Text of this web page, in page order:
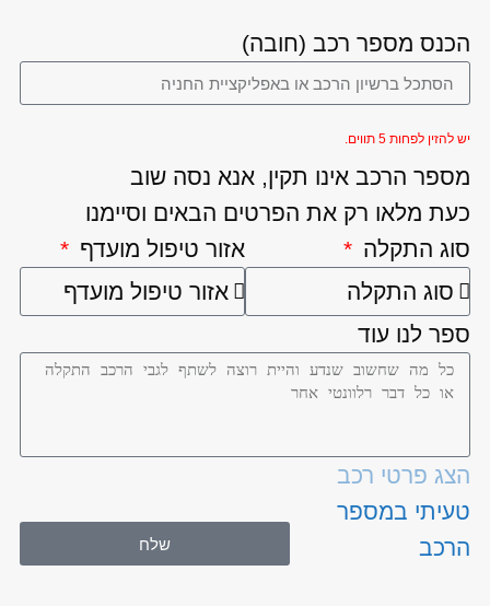
הכנס מספר רכב (חובה)
יש להזין לפחות 5 תווים.
מספר הרכב אינו תקין, אנא נסה שוב
כעת מלאו רק את הפרטים הבאים וסיימנו
סוג התקלה
אזור טיפול מועדף
ספר לנו עוד
הצג פרטי רכב
טעיתי במספר
הרכב
שלח